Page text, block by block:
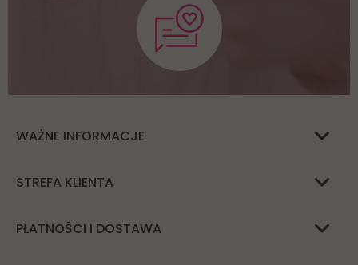
WAŻNE INFORMACJE
STREFA KLIENTA
PŁATNOŚCI I DOSTAWA